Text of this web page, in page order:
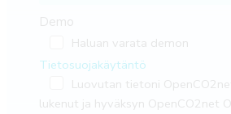
Demo
Haluan varata demon
Tietosuojakäytäntö
Luovutan tietoni
lukenut ja hyväksyn OpenCO2net